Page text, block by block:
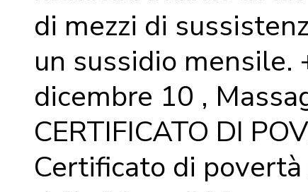
di mezzi di
un sussidio mensile.
dicembre 10 ,
CERTIFICATO DI
Certificato di